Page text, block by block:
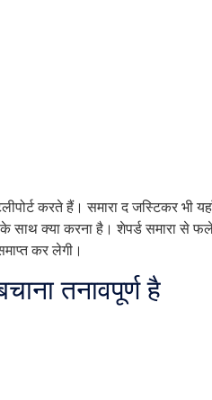
करते हैं। समारा द जस्टिकर भी
साथ क्या करना है। शेपर्ड समारा से
कर लेगी।
तनावपूर्ण है